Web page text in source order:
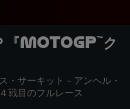
『MotoGP™ク
・サーキット－アンヘル・
戦目のフルレース